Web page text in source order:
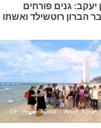
יעקב: גנים פורחים
הברון רוטשילד ואשתו